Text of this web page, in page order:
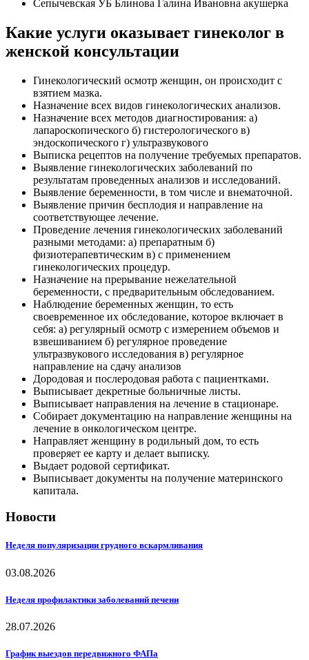
Сепычевская УБ Блинова Галина Ивановна акушерка
Какие услуги оказывает гинеколог в
женской консультации
Гинекологический осмотр женщин, он происходит с
взятием мазка.
Назначение всех видов гинекологических анализов.
Назначение всех методов диагностирования: а)
лапароскопического б) гистерологического в)
эндоскопического г) ультразвукового
Выписка рецептов на получение требуемых препаратов.
Выявление гинекологических заболеваний по
результатам проведенных анализов и исследований.
Выявление беременности, в том числе и внематочной.
Выявление причин бесплодия и направление на
соответствующее лечение.
Проведение лечения гинекологических заболеваний
разными методами: а) препаратным б)
физиотерапевтическим в) с применением
гинекологических процедур.
Назначение на прерывание нежелательной
беременности, с предварительным обследованием.
Наблюдение беременных женщин, то есть
своевременное их обследование, которое включает в
себя: а) регулярный осмотр с измерением объемов и
взвешиванием б) регулярное проведение
ультразвукового исследования в) регулярное
направление на сдачу анализов
Дородовая и послеродовая работа с пациентками.
Выписывает декретные больничные листы.
Выписывает направления на лечение в стационаре.
Собирает документацию на направление женщины на
лечение в онкологическом центре.
Направляет женщину в родильный дом, то есть
проверяет ее карту и делает выписку.
Выдает родовой сертификат.
Выписывает документы на получение материнского
капитала.
Новости
Неделя популяризации грудного вскармливания
03.08.2026
Неделя профилактики заболеваний печени
28.07.2026
График выездов передвижного ФАПа